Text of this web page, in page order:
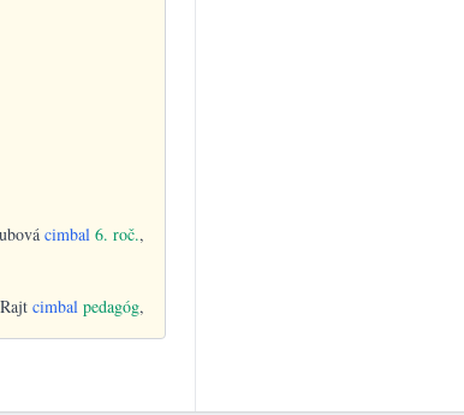
cimbal 6. roč.,
cimbal pedagóg,